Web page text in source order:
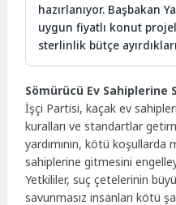
hazırlanıyor. Başbakan
uygun fiyatlı konut
sterlinlik bütçe
Sömürücü Ev Sahiplerine
İşçi Partisi, kaçak ev
kuralları ve standartlar
yardımının, kötü
sahiplerine gitmesini
Yetkililer, suç çetelerinin
savunmasız insanları kötü